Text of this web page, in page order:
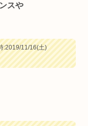
スや
:2019/11/16(土)